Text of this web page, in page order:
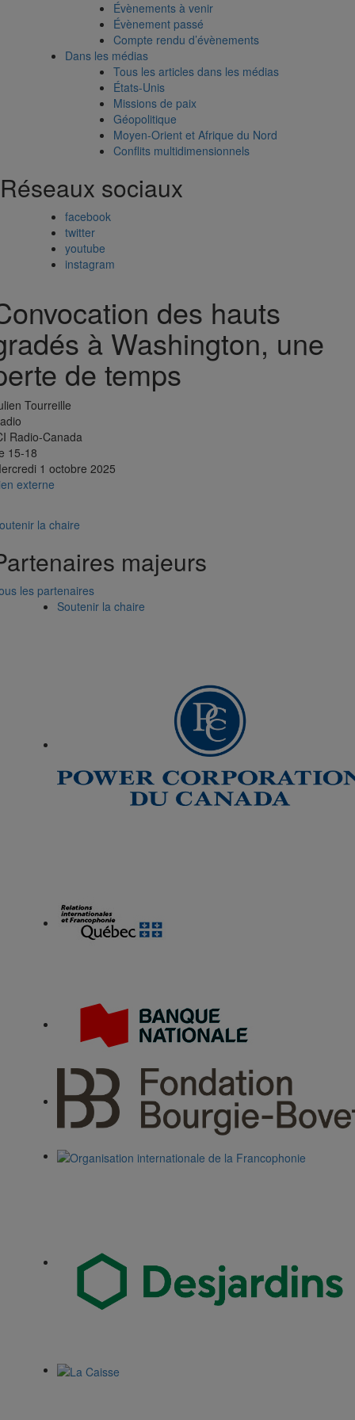
Évènements à venir
Évènement passé
Compte rendu d’évènements
Dans les médias
Tous les articles dans les médias
États-Unis
Missions de paix
Géopolitique
Moyen-Orient et Afrique du Nord
Conflits multidimensionnels
Réseaux sociaux
facebook
twitter
youtube
instagram
des hauts
à Washington, une
de temps
Tourreille
Radio-Canada
15-18
1 octobre 2025
externe
la chaire
majeurs
les partenaires
Soutenir la chaire